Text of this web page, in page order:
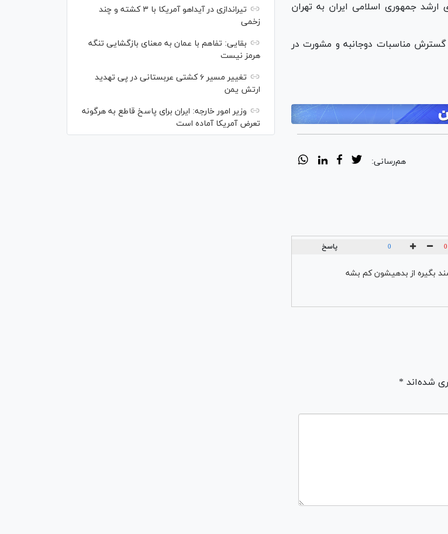
ارشد جمهوری اسلامی ایران به تهران
در راستای رایزنی‌های مستمر ۲ کشور برای گسترش مناسبات دوجانبه و مشورت در
هم‌رسانی:
0
0 پاسخ
بگیره از بدهیشون کم بشه
شده‌اند *
تیراندازی در آیداهو آمریکا با ۳ کشته و چند
زخمی
بقایی: تفاهم با عمان به معنای بازگشایی تنگه
هرمز نیست
تغییر مسیر ۶ کشتی عربستانی در پی تهدید
ارتش یمن
وزیر امور خارجه: ایران برای پاسخ قاطع به هرگونه
تعرض آمریکا آماده است